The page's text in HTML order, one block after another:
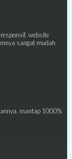
website
sangat mudah
mantap 1000%